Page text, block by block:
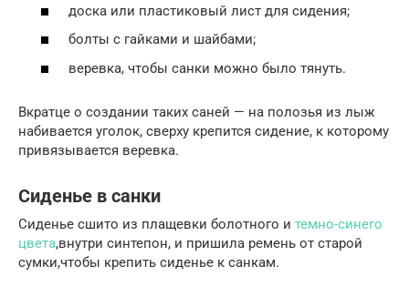
доска или пластиковый лист для сидения;
болты с гайками и шайбами;
веревка, чтобы санки можно было тянуть.
Вкратце о создании таких саней — на полозья из лыж
набивается уголок, сверху крепится сидение, к которому
привязывается веревка.
Сиденье в санки
Сиденье сшито из плащевки болотного и темно-синего
цвета,внутри синтепон, и пришила ремень от старой
сумки,чтобы крепить сиденье к санкам.